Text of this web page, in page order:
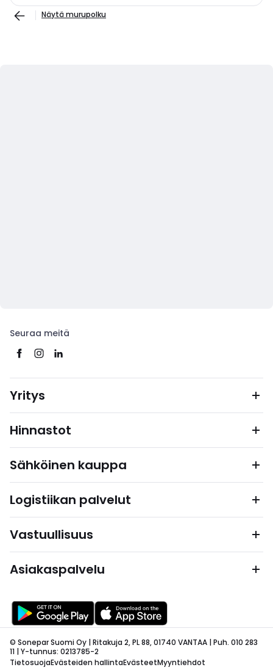
Näytä murupolku
Seuraa meitä
Yritys
Hinnastot
Sähköinen kauppa
Logistiikan palvelut
Vastuullisuus
Asiakaspalvelu
© Sonepar Suomi Oy | Ritakuja 2, PL 88, 01740 VANTAA | Puh. 010 283
11 | Y-tunnus: 0213785-2
TietosuojaEvästeiden hallintaEvästeetMyyntiehdot